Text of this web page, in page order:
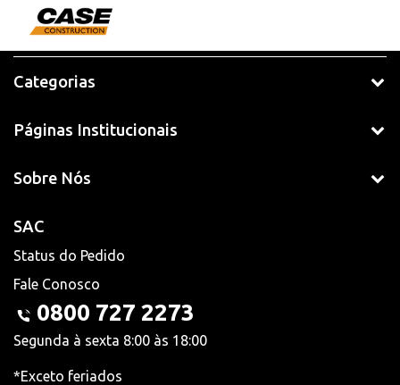
Categorias
Páginas Institucionais
Sobre Nós
SAC
Status do Pedido
Fale Conosco
0800 727 2273
Segunda à sexta 8:00 às 18:00
*Exceto feriados